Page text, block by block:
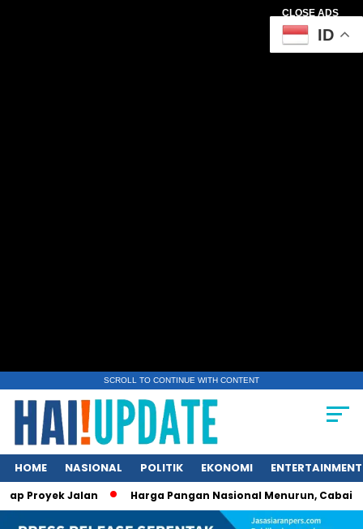
CLOSE ADS
SCROLL TO CONTINUE WITH CONTENT
HOME NASIONAL POLITIK EKONOMI ENTERTAINMENT
Jalan Harga Pangan Nasional Menurun, Cabai dan Ikan
ID